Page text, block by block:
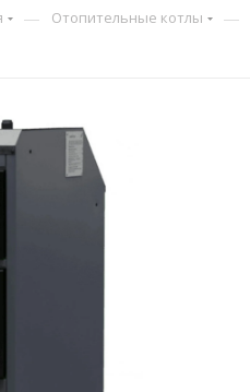
— Отопительные котлы —